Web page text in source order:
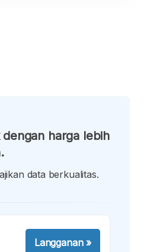
harga lebih
data berkualitas.
Langganan»